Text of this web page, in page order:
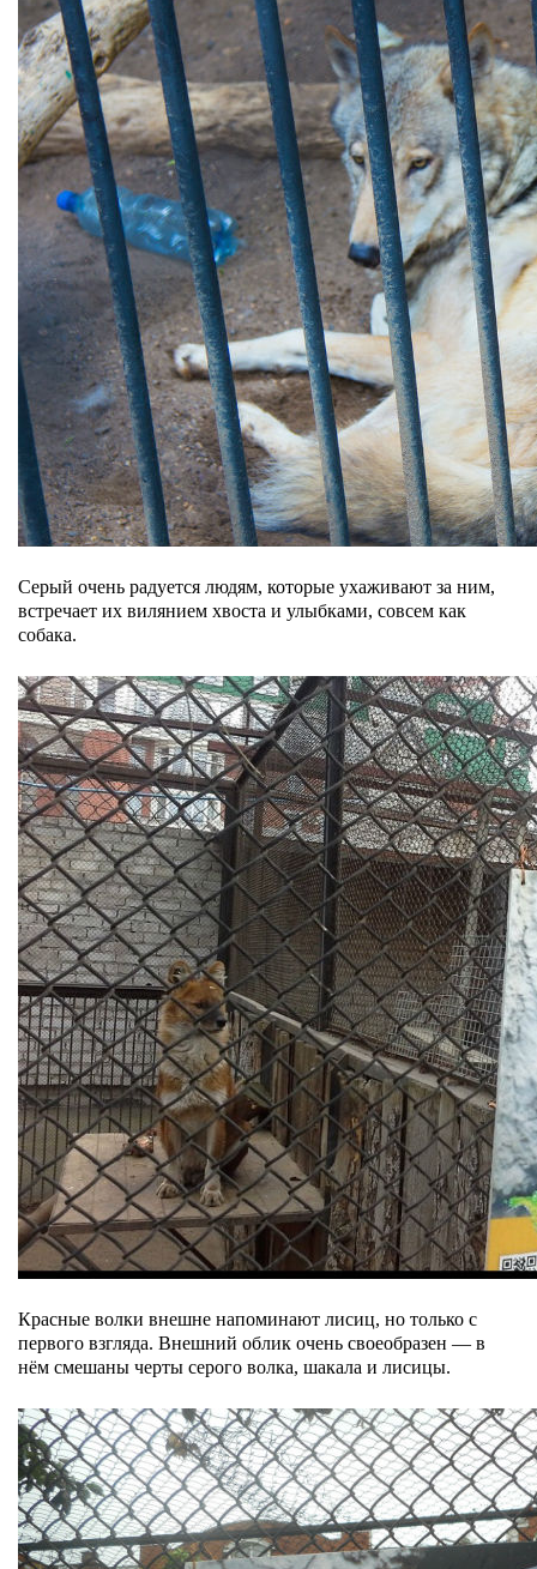
Серый очень радуется людям, которые ухаживают за ним,
встречает их вилянием хвоста и улыбками, совсем как
собака.
Красные волки внешне напоминают лисиц, но только с
первого взгляда. Внешний облик очень своеобразен — в
нём смешаны черты серого волка, шакала и лисицы.